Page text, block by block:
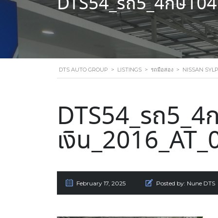
DTS AUTO GROUP > LISTINGS > รถมือสอง > NISSAN
DTS54_รถ
เงิน
February 17, 2025 Posted by: Nune DTS